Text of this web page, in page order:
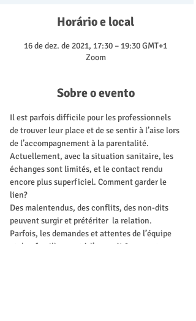
Horário e local
16 de dez. de 2021, 17:30 – 19:30 GMT+1
Zoom
Sobre o evento
Il est parfois difficile pour les professionnels
de trouver leur place et de se sentir à l’aise lors
de l’accompagnement à la parentalité.
Actuellement, avec la situation sanitaire, les
échanges sont limités, et le contact rendu
encore plus superficiel. Comment garder le
lien?
Des malentendus, des conflits, des non-dits
peuvent surgir et prétériter  la relation.
Parfois, les demandes et attentes de l’équipe
et des  familles sont à l’opposé! Comment